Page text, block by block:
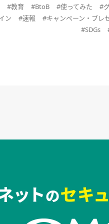
#教育 #BtoB #使ってみた #
ン
#速報 #キャンペーン・プレ
#SDGs